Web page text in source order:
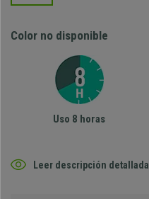
Color no disponible
Uso 8 horas
Leer descripción detallada